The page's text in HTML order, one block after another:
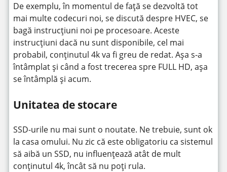
De exemplu, în momentul de față se dezvoltă tot
mai multe codecuri noi, se discută despre HVEC, se
bagă instrucțiuni noi pe procesoare. Aceste
instrucțiuni dacă nu sunt disponibile, cel mai
probabil, conținutul 4k va fi greu de redat. Așa s-a
întâmplat și când a fost trecerea spre FULL HD, așa
se întâmplă și acum.
Unitatea de stocare
SSD-urile nu mai sunt o noutate. Ne trebuie, sunt ok
la casa omului. Nu zic că este obligatoriu ca sistemul
să aibă un SSD, nu influențează atât de mult
conținutul 4k, încât să nu poți rula.